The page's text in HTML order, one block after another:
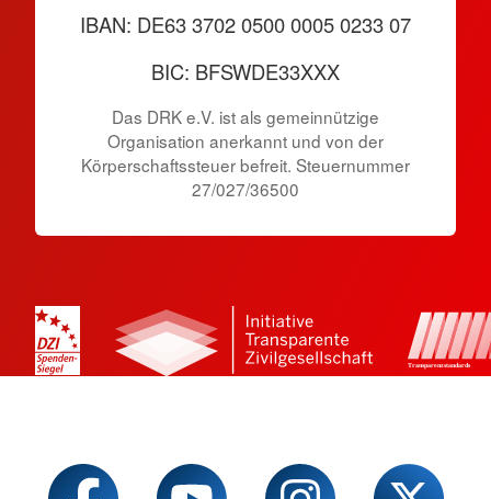
IBAN: DE63 3702 0500 0005 0233 07
BIC: BFSWDE33XXX
Das DRK e.V. ist als gemeinnützige
Organisation anerkannt und von der
Körperschaftssteuer befreit. Steuernummer
27/027/36500